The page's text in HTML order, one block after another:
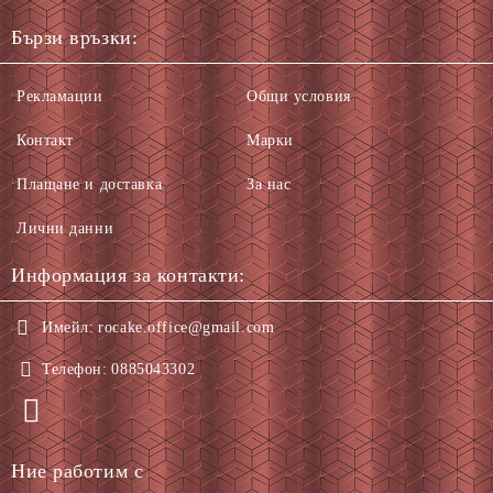
Бързи връзки:
Рекламации
Контакт
Плащане и доставка
Лични данни
Общи условия
Марки
За нас
Информация за контакти:
Имейл: rocake.office@gmail.com
Телефон: 0885043302
Ние работим с